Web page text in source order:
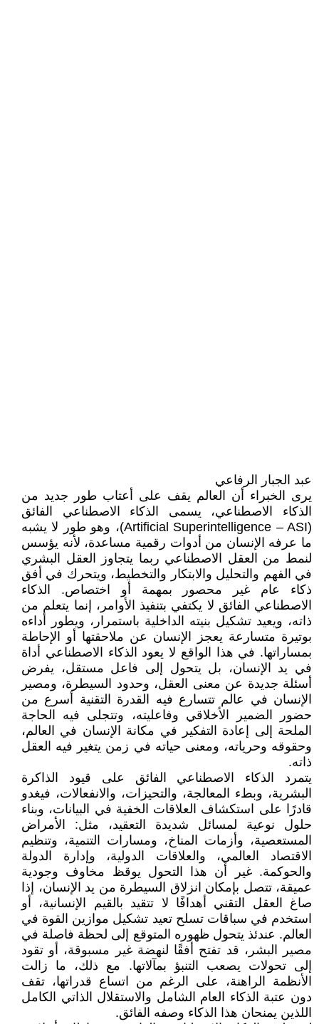
عبد الجبار الرفاعي
يرى الخبراء أن العالم يقف على أعتاب طور جديد من
الذكاء الاصطناعي، يسمى الذكاء الاصطناعي الفائق
(Artificial Superintelligence – ASI)، وهو طور لا يشبه
ما عرفه الإنسان من أدوات رقمية مساعدة، لأنه يؤسس
لنمط من العقل الاصطناعي ربما يتجاوز العقل البشري
في الفهم والتحليل والابتكار والتخطيط، ويتحرك في أفق
ذكاء عام غير محصور بمهمة أو اختصاص. الذكاء
الاصطناعي الفائق لا يكتفي بتنفيذ الأوامر، إنما يتعلم من
ذاته، ويعيد تشكيل بنيته الداخلية باستمرار، ويطور أداءه
بوتيرة متسارعة يعجز الإنسان عن ملاحقتها أو الإحاطة
بمساراتها. في هذا الواقع لا يعود الذكاء الاصطناعي أداة
في يد الإنسان، بل يتحول إلى فاعل مستقل، يفرض
أسئلة جديدة عن معنى العقل، وحدود السيطرة، ومصير
الإنسان في عالم تتسارع فيه القدرة التقنية أسرع من
حضور الضمير الأخلاقي وفاعليته، وتتجلى فيه الحاجة
الملحة إلى إعادة التفكير في مكانة الإنسان في العالم،
وحقوقه وحرياته، ومعنى حياته في زمن يتغير فيه العقل
ذاته.
يتمرد الذكاء الاصطناعي الفائق على قيود الذاكرة
البشرية، وبطء المعالجة، والتحيزات، والانفعالات، فيغدو
قادرًا على استكشاف العلاقات الخفية في البيانات، وبناء
حلول نوعية لمسائل شديدة التعقيد، مثل: الأمراض
المستعصية، وأزمات المناخ، ومسارات التنمية، وتنظيم
الاقتصاد العالمي، والعلاقات الدولية، وإدارة الدولة
والحوكمة. غير أن هذا التحول يوقظ مخاوف وجودية
عميقة، تتصل بإمكان انزلاق السيطرة من يد الإنسان، إذا
صاغ العقل التقني أهدافًا لا تتقيد بالقيم الإنسانية، أو
استخدم في سباقات تسلح تعيد تشكيل موازين القوة في
العالم. عندئذ يتحول ظهوره المتوقع إلى لحظة فاصلة في
مصير البشر، قد تفتح أفقًا لنهضة غير مسبوقة، أو تقود
إلى تحولات يصعب التنبؤ بمآلاتها. مع ذلك، ما زالت
الأنظمة الراهنة، على الرغم من اتساع قدراتها، تقف
دون عتبة الذكاء العام الشامل والاستقلال الذاتي الكامل
اللذين يمنحان هذا الذكاء وصفه الفائق.